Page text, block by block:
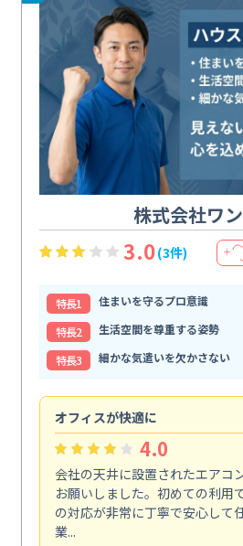
株式会社ワ
3.0(3件) ＋
特⻑1
住まいを守るプロ意識
特⻑2
生活空間を尊重する姿勢
特⻑3
細かな気遣いを欠かさない
オフィスが快適に
4.0
会社の天井に設置されたエアコ
お願いしました。初めての利用
の対応が非常に丁寧で安心して
業...